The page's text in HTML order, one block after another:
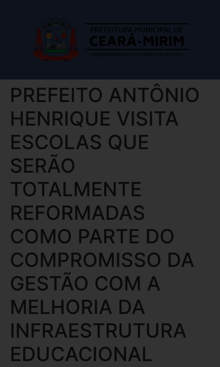
PREFEITO ANTÔNIO
HENRIQUE VISITA
ESCOLAS QUE
SERÃO
TOTALMENTE
REFORMADAS
COMO PARTE DO
COMPROMISSO DA
GESTÃO COM A
MELHORIA DA
INFRAESTRUTURA
EDUCACIONAL